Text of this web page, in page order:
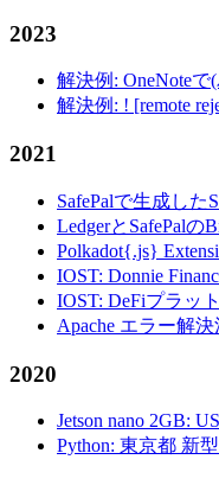
2023
解決例: OneNote
解決例: ! [remote
2021
SafePalで生成した
LedgerとSafePalの
Polkadot{.js}
IOST: Donnie
IOST: DeFiプラッ
Apache エラー解決
2020
Jetson nano 2GB:
Python: 東京都 新